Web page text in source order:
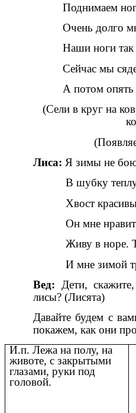
Поднимаем
Очень долго мы
Наши ноги так
Сейчас мы
А потом опять
(Сели в круг на
Лиса: Я зимы не
В шубку
Хвост
Он мне
Живу в норе.
И мне зимой
Вед: Дети,
лисы? (Лисята)
Давайте будем с
покажем, как они
И.п. Лежа на полу, на
животе, с закрытыми
глазами, руки под
головой.